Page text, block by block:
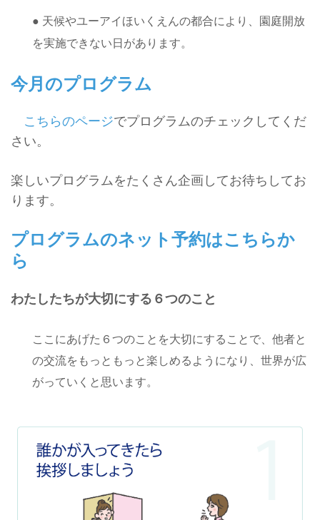
● 天候やユーアイほいくえんの都合により、園庭開放
を実施できない日があります。
今月のプログラム
こちらのページでプログラムのチェックしてくだ
さい。
楽しいプログラムをたくさん企画してお待ちしてお
ります。
プログラムのネット予約はこちらか
ら
わたしたちが大切にする６つのこと
ここにあげた６つのことを大切にすることで、他者と
の交流をもっともっと楽しめるようになり、世界が広
がっていくと思います。